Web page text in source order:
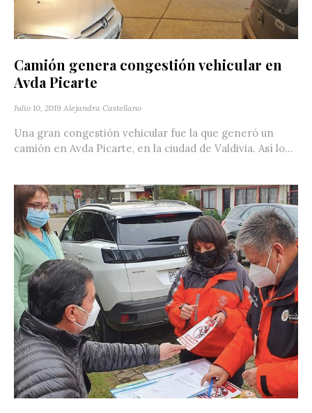
Camión genera congestión vehicular en
Avda Picarte
Julio 10, 2019 Alejandra Castellano
Una gran congestión vehicular fue la que generó un
camión en Avda Picarte, en la ciudad de Valdivia. Así lo...